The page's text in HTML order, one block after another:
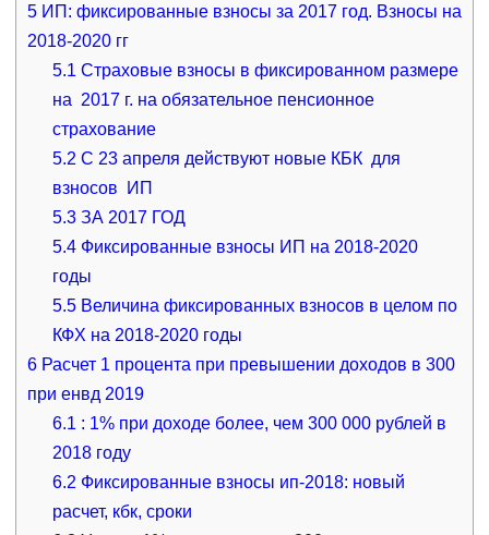
5ИП: фиксированные взносы за 2017 год. Взносы на
2018-2020 гг
5.1 Страховые взносы в фиксированном размере
на 2017 г. на обязательное пенсионное
страхование
5.2 С 23 апреля действуют новые КБК для
взносов ИП
5.3 ЗА 2017 ГОД
5.4 Фиксированные взносы ИП на 2018-2020
годы
5.5 Величина фиксированных взносов в целом по
КФХ на 2018-2020 годы
6Расчет 1 процента при превышении доходов в 300
при енвд 2019
6.1 : 1% при доходе более, чем 300 000 рублей в
2018 году
6.2 Фиксированные взносы ип-2018: новый
расчет, кбк, сроки